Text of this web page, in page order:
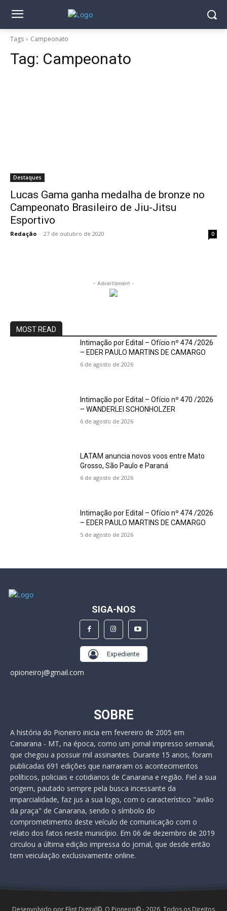
Tags Campeonato
Tag: Campeonato
Destaques
Lucas Gama ganha medalha de bronze no
Campeonato Brasileiro de Jiu-Jitsu
Esportivo
Redação - 27 de outubro de 2020 0
- Advertisment -
MOST READ
Intimação por Edital – Ofício nº 474 /2026
– EDER PAULO MARTINS DE CAMARGO
6 de agosto de 2026
Intimação por Edital – Ofício nº 470 /2026
– WANDERLEI SCHONHOLZER
6 de agosto de 2026
LATAM anuncia novos voos entre Mato
Grosso, São Paulo e Paraná
6 de agosto de 2026
Intimação por Edital – Ofício nº 474 /2026
– EDER PAULO MARTINS DE CAMARGO
5 de agosto de 2026
SIGA-NOS
Expediente
opioneiroj@gmail.com
SOBRE
A história do Pioneiro inicia em fevereiro de 2005 em
Canarana - MT, na época, como um jornal impresso semanal,
que chegou a possuir mil assinantes. Durante 15 anos, foram
publicadas 691 edições que narraram os acontecimentos
políticos, policiais e cotidianos de Canarana e região. Fiel a sua
origem, pautado sempre pela busca incessante da
imparcialidade, faz jus a sua logo, com o característico "avião
da praça" de Canarana, sendo o símbolo do
comprometimento deste veículo de comunicação com o
relato dos fatos neste município. Em 06 de dezembro de 2019
circulou a última edição impressa do jornal, que desde então
tem veiculação exclusivamente online.